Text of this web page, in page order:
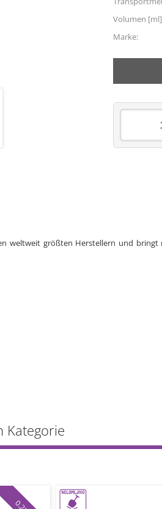
Volumen
Marke:
weltweit größten Herstellern und
Kategorie